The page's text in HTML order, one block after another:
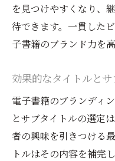
を見つけやすくなり、
待できます。一貫した
子書籍のブランド力を
効果的なタイトルと
電子書籍のブランディ
とサブタイトルの選定
者の興味を引きつける
トルはその内容を補完